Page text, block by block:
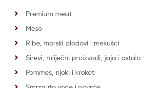
Premium meat
Meso
Ribe, morski plodovi i mekušci
Sirevi, mliječni proizvodi, jaja i ostalo
Pommes, njoki i kroketi